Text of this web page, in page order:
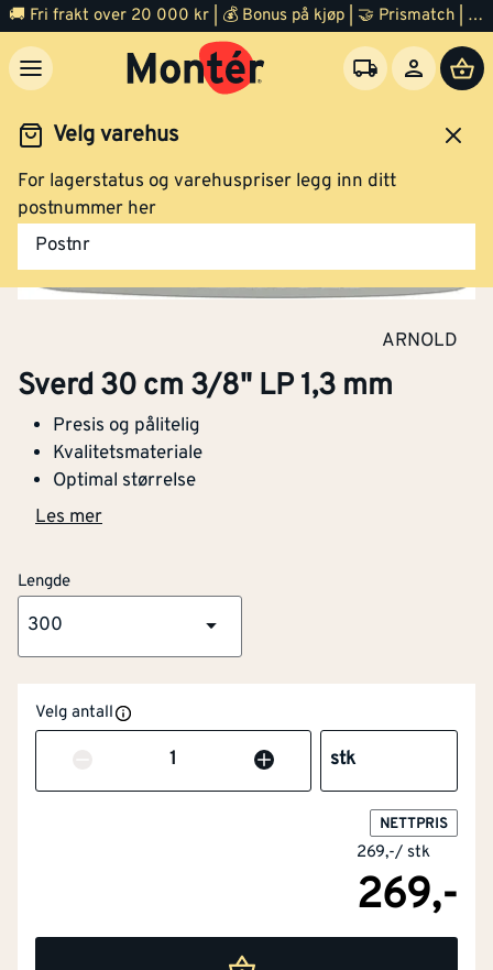
🚚 Fri frakt over 20 000 kr | 💰 Bonus på kjøp | 🤝 Prismatch | ⭐ 100% fornøyd garanti | 🏪 140 byggevarehus
Velg varehus
For lagerstatus og varehuspriser legg inn ditt
postnummer her
Postnr
Hageredskap og verktøy
ARNOLD
Sverd 30 cm 3/8" LP 1,3 mm
Presis og pålitelig
Kvalitetsmateriale
Optimal størrelse
Les mer
Lengde
300
Velg antall
Antall stk
NETTPRIS
269,-/ stk
269,-